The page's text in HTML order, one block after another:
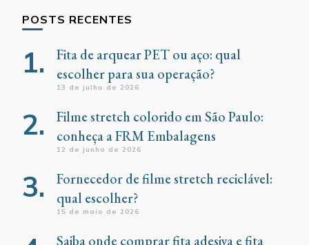
POSTS RECENTES
Fita de arquear PET ou aço: qual
escolher para sua operação?
13 de julho de 2026
Filme stretch colorido em São Paulo:
conheça a FRM Embalagens
12 de junho de 2026
Fornecedor de filme stretch reciclável:
qual escolher?
15 de maio de 2026
Saiba onde comprar fita adesiva e fita